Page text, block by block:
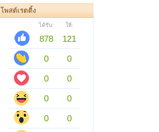
โพสต์เรตติ้ง
ได้รับ: ให้:
878
121
0
0
0
0
0
0
0
0